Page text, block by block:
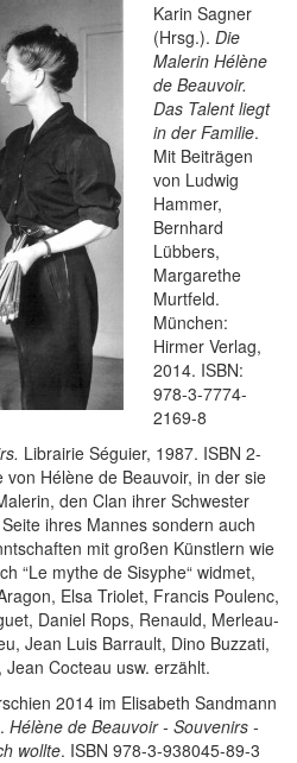
Karin Sagner
(Hrsg.). Die
Malerin Hélène
de Beauvoir.
Das Talent liegt
in der Familie.
Mit Beiträgen
von Ludwig
Hammer,
Bernhard
Lübbers,
Margarethe
Murtfeld.
München:
Hirmer Verlag,
2014. ISBN:
978-3-7774-
2169-8
Librairie Séguier, 1987. ISBN 2-
Hélène de Beauvoir, in der sie
den Clan ihrer Schwester
ihres Mannes sondern auch
mit großen Künstlern wie
“Le mythe de Sisyphe“ widmet,
Elsa Triolet, Francis Poulenc,
Daniel Rops, Renauld, Merleau-
Jean Luis Barrault, Dino Buzzati,
Cocteau usw. erzählt.
2014 im Elisabeth Sandmann
Hélène de Beauvoir - Souvenirs -
wollte. ISBN 978-3-938045-89-3